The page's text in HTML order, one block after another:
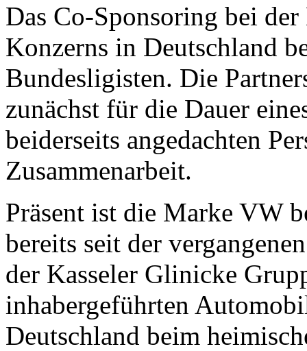
Das Co-Sponsoring bei
Konzerns in Deutschland
Bundesligisten. Die
zunächst für die Dauer
beiderseits angedachten
Zusammenarbeit.
Präsent ist die Marke VW
bereits seit der
der Kasseler Glinicke
inhabergeführten
Deutschland beim